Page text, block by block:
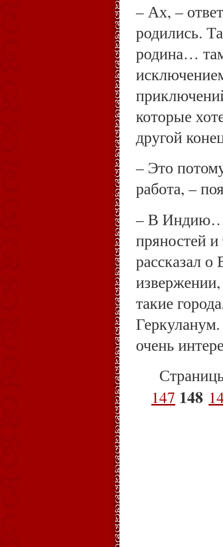
– Ах, –
родились.
родина…
которые
другой
– Это
работа, –
– В Индию…
пряностей
рассказал
такие
очень
147 148